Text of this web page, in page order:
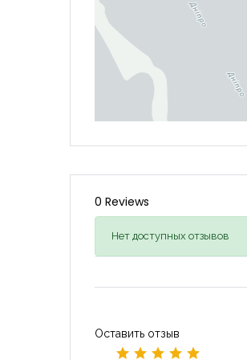
0 Reviews
Нет доступных отзывов
Оставить отзыв